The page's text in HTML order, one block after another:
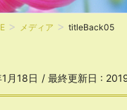
メディア titleBack05
月18日 / 最終更新日 :